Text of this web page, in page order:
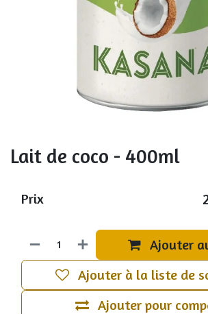
Lait de coco - 400ml
Ajouter
Ajouter pour
Ajouter à la liste de
Prix